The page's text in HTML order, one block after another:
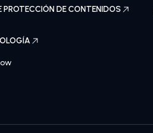
PROTECCIÓN DE CONTENIDOS